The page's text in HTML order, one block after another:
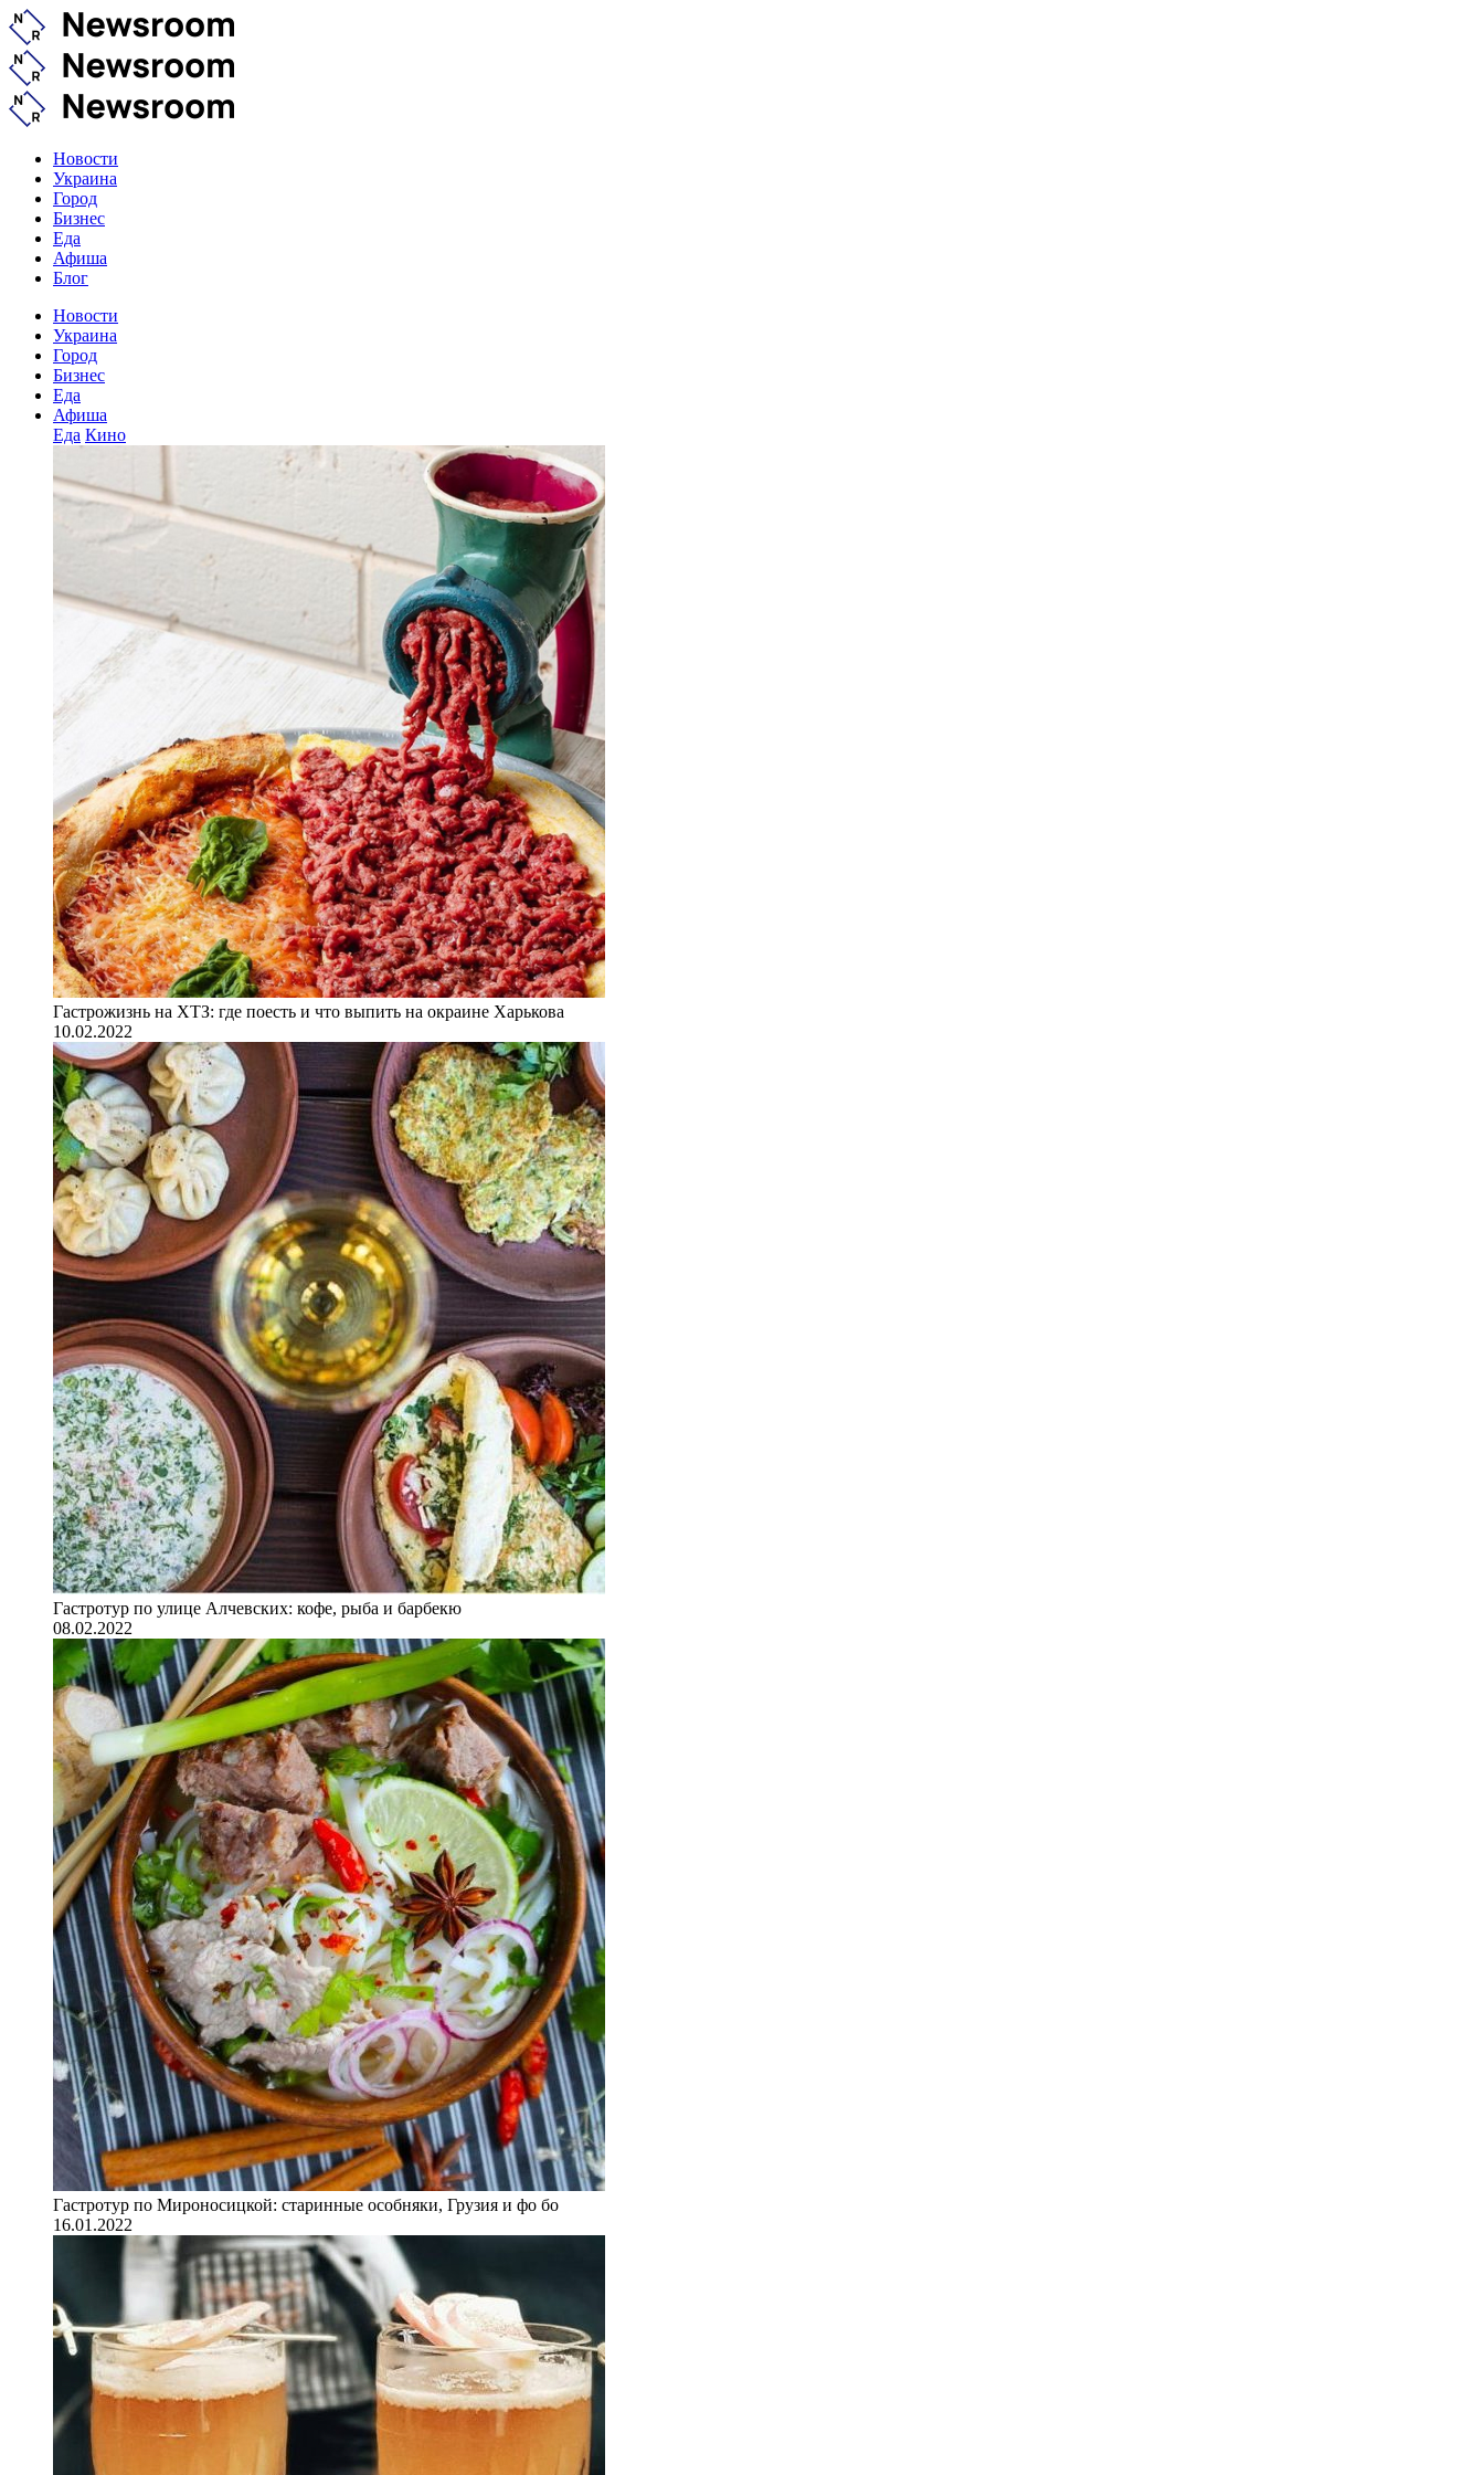
Новости
Украина
Город
Бизнес
Еда
Афиша
Блог
Новости
Украина
Город
Бизнес
Еда
Афиша
Еда Кино
Гастрожизнь на ХТЗ: где поесть и что выпить на окраине Харькова
10.02.2022
Гастротур по улице Алчевских: кофе, рыба и барбекю
08.02.2022
Гастротур по Мироносицкой: старинные особняки, Грузия и фо бо
16.01.2022